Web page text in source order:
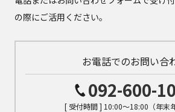
の際にご活用ください。
お電話でのお問い合
092-600-
[ 受付時間 ] 10:00～18:00（年末